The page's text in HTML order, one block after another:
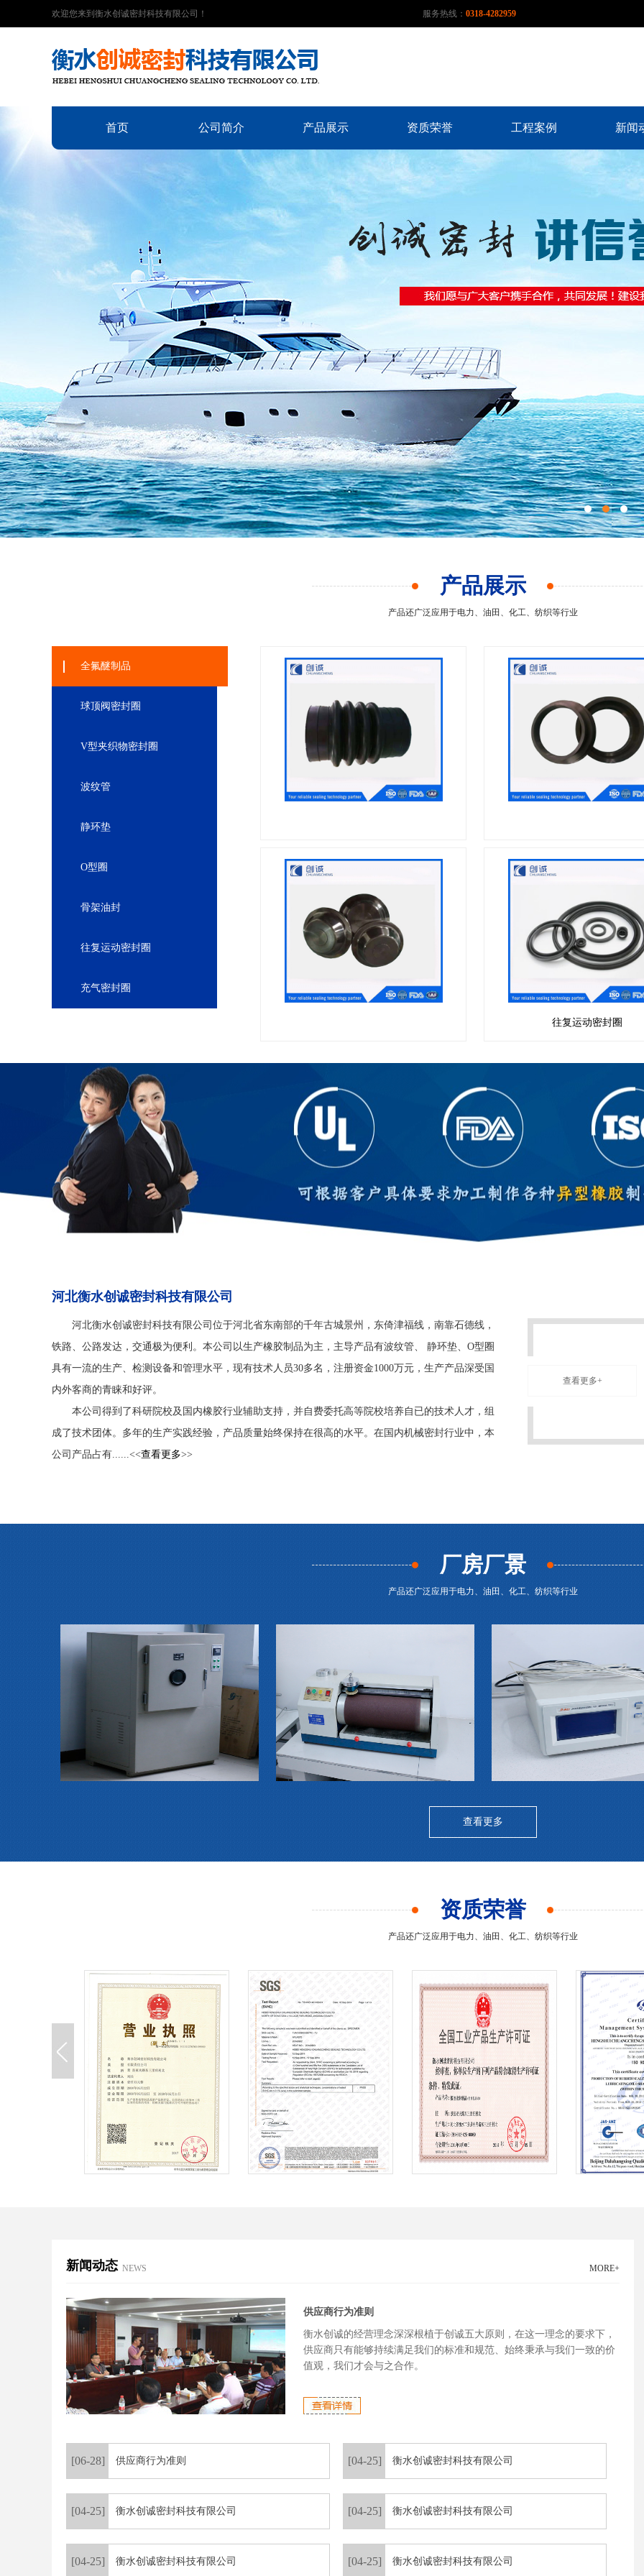
欢迎您来到衡水创诚密封科技有限公司！ 服务热线： 0318-4282959
首页 公司简介 产品展示 资质荣誉 工程案例 新闻
产品展示
产品还广泛应用于电力、油田、化工、纺织等行业
全氟醚制品
球顶阀密封圈
V型夹织物密封圈
波纹管
静环垫
O型圈
骨架油封
往复运动密封圈
充气密封圈
往复运动密封圈
河北衡水创诚密封科技有限公司
河北衡水创诚密封科技有限公司位于河北省东南部的千年古城景州，东倚津福线，南靠石德线，
铁路、公路发达，交通极为便利。本公司以生产橡胶制品为主，主导产品有波纹管、 静环垫、O型圈
具有一流的生产、检测设备和管理水平，现有技术人员30多名，注册资金1000万元，生产产品深受国
内外客商的青睐和好评。
本公司得到了科研院校及国内橡胶行业辅助支持，并自费委托高等院校培养自已的技术人才，组
成了技术团体。多年的生产实践经验，产品质量始终保持在很高的水平。在国内机械密封行业中，本
公司产品占有......<<查看更多>>
查看更多+
厂房厂景
产品还广泛应用于电力、油田、化工、纺织等行业
查看更多
资质荣誉
产品还广泛应用于电力、油田、化工、纺织等行业
新闻动态 NEWS MORE+
供应商行为准则
衡水创诚的经营理念深深根植于创诚五大原则，在这一理念的要求下，
供应商只有能够持续满足我们的标准和规范、始终秉承与我们一致的价
值观，我们才会与之合作。
[06-28] 供应商行为准则 [04-25] 衡水创诚密封科技有限公司
[04-25] 衡水创诚密封科技有限公司 [04-25] 衡水创诚密封科技有限公司
[04-25] 衡水创诚密封科技有限公司 [04-25] 衡水创诚密封科技有限公司